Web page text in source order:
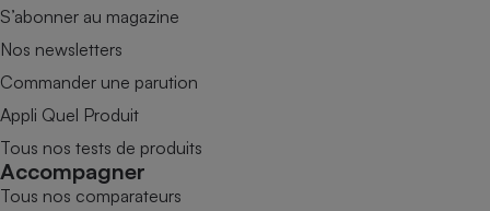
S’abonner au magazine
Nos newsletters
Commander une parution
Appli Quel Produit
Tous nos tests de produits
Accompagner
Tous nos comparateurs